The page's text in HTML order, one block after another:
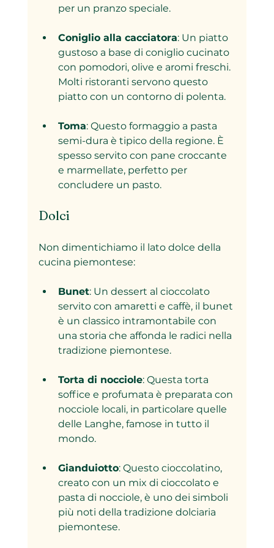
per un pranzo speciale.
Coniglio alla cacciatora: Un piatto
gustoso a base di coniglio cucinato
con pomodori, olive e aromi freschi.
Molti ristoranti servono questo
piatto con un contorno di polenta.
Toma: Questo formaggio a pasta
semi-dura è tipico della regione. È
spesso servito con pane croccante
e marmellate, perfetto per
concludere un pasto.
Dolci
Non dimentichiamo il lato dolce della
cucina piemontese:
Bunet: Un dessert al cioccolato
servito con amaretti e caffè, il bunet
è un classico intramontabile con
una storia che affonda le radici nella
tradizione piemontese.
Torta di nocciole: Questa torta
soffice e profumata è preparata con
nocciole locali, in particolare quelle
delle Langhe, famose in tutto il
mondo.
Gianduiotto: Questo cioccolatino,
creato con un mix di cioccolato e
pasta di nocciole, è uno dei simboli
più noti della tradizione dolciaria
piemontese.